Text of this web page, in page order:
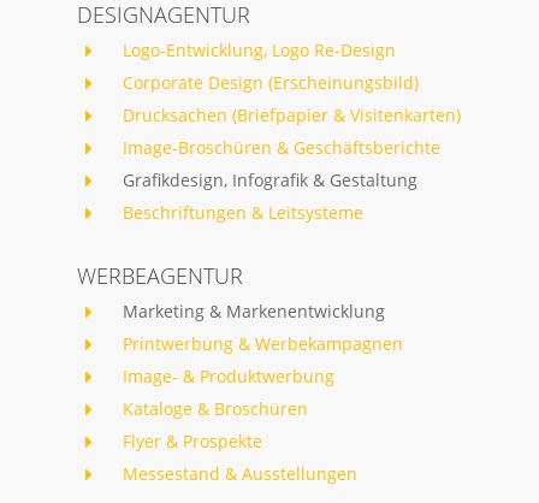
DESIGNAGENTUR
Logo-Entwicklung, Logo Re-Design
Corporate Design (Erscheinungsbild)
Drucksachen (Briefpapier & Visitenkarten)
Image-Broschüren & Geschäftsberichte
Grafikdesign, Infografik & Gestaltung
Beschriftungen & Leitsysteme
WERBEAGENTUR
Marketing & Markenentwicklung
Printwerbung & Werbekampagnen
Image- & Produktwerbung
Kataloge & Broschüren
Flyer & Prospekte
Messestand & Ausstellungen